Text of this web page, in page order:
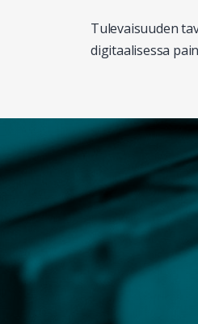
Tulevaisuuden
digitaalisessa